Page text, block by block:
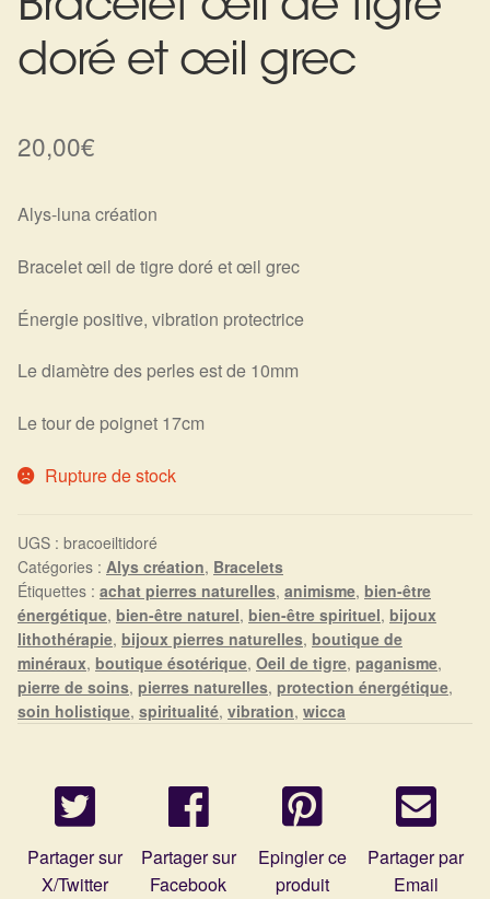
Harmonisation de l’être
Soin beauté
Sels de bain
Encens
Déco
Cadeaux de naissance
Ésotérisme : les pratiques spirituelles du monde invisible
Magie: Le Savoir des Sorcières
Protection énergétique : Trouvez votre bouclier
intérieur
Les pierres en détail
La roue de l’année
Mon compte
doré et œil grec
20,00€
Alys-luna création
Bracelet œil de tigre doré et œil grec
Énergie positive, vibration protectrice
Le diamètre des perles est de 10mm
Le tour de poignet 17cm
Rupture de stock
UGS : bracoeiltidoré
Catégories : Alys création, Bracelets
Étiquettes : achat pierres naturelles, animisme, bien-être
énergétique, bien-être naturel, bien-être spirituel, bijoux
lithothérapie, bijoux pierres naturelles, boutique de
minéraux, boutique ésotérique, Oeil de tigre, paganisme,
pierre de soins, pierres naturelles, protection énergétique,
soin holistique, spiritualité, vibration, wicca
Partager sur
X/Twitter
Partager sur
Facebook
Epingler ce
produit
Partager par
Email